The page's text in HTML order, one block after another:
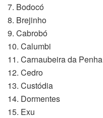
7. Bodocó
8. Brejinho
9. Cabrobó
10. Calumbi
11. Carnaubeira da Penha
12. Cedro
13. Custódia
14. Dormentes
15. Exu